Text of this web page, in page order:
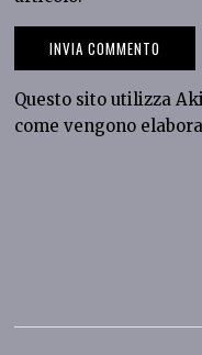
Questo sito utilizza
come vengono